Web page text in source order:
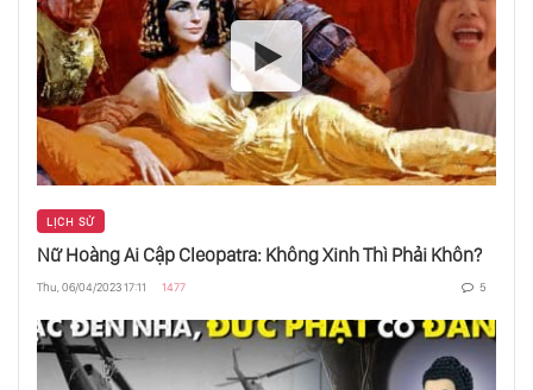
Trung Quốc Có Phải Là Thần Tượng Mới Cho
Các Nền Kinh Tế Mới Nổi?
Những Phát Minh Đáng Kinh Ngạc Của Ai
Trực Quan
Hành Vi Đạo Đức Ở Động Vật
LỊCH SỬ
Nữ Hoàng Ai Cập Cleopatra: Không Xinh Thì Phải Khôn?
Thu, 06/04/2023 17:11 1477 5